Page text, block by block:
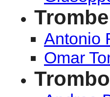
Trombe
Antonio
Omar